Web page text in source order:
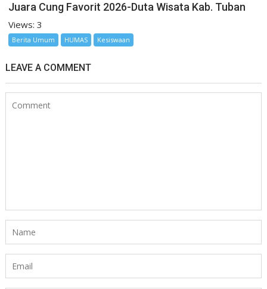
Juara Cung Favorit 2026-Duta Wisata Kab. Tuban
Views: 3
Berita Umum HUMAS Kesiswaan
LEAVE A COMMENT